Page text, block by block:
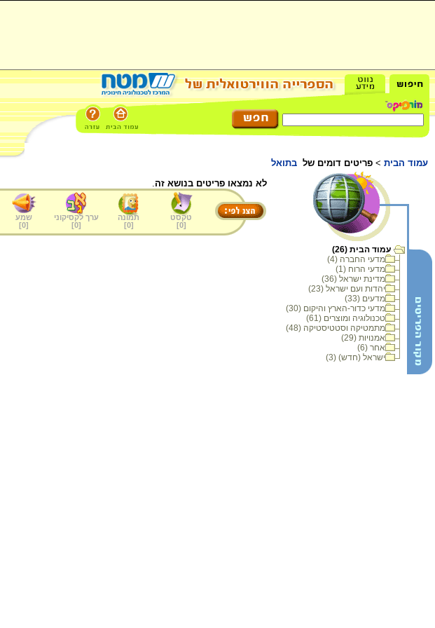
עמוד הבית > פריטים דומים של בתואל
עמוד הבית (26)
מדעי החברה (4)
מדעי הרוח (1)
מדינת ישראל (36)
יהדות ועם ישראל (23)
מדעים (33)
מדעי כדור-הארץ והיקום (30)
טכנולוגיה ומוצרים (61)
מתמטיקה וסטטיסטיקה (48)
אמנויות (29)
אחר (6)
ישראל (חדש) (3)
לא נמצאו פריטים בנושא זה.
טקסט
[
0
]
תמונה
[
0
]
ערך לקסיקוני
[
0
]
שמע
[
0
]